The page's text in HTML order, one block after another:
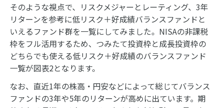
そのような視点で、リスクメジャーとレーティング、3年
リターンを参考に低リスク＋好成績バランスファンドと
いえるファンド群を一覧にしてみました。NISAの非課税
枠をフル活用するため、つみたて投資枠と成長投資枠の
どちらでも使える低リスク＋好成績のバランスファンド
一覧が図表2となります。
なお、直近1年の株高・円安などによって総じてバランス
ファンドの3年や5年のリターンが高めに出ています。期